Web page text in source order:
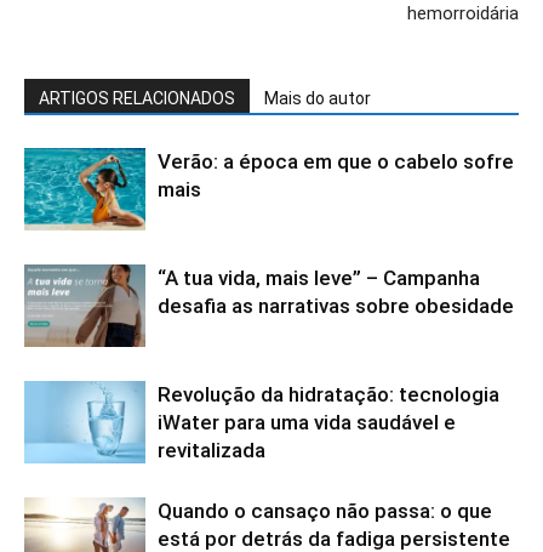
hemorroidária
ARTIGOS RELACIONADOS Mais do autor
Verão: a época em que o cabelo sofre
mais
“A tua vida, mais leve” – Campanha
desafia as narrativas sobre obesidade
Revolução da hidratação: tecnologia
iWater para uma vida saudável e
revitalizada
Quando o cansaço não passa: o que
está por detrás da fadiga persistente